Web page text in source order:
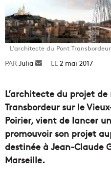
L’architecte du Pont
Julia
Envoyer2 mai 2017
L’architecte du projet de
Transbordeur sur le
Poirier, vient de lancer
promouvoir son projet
destinée à Jean-Claude
Marseille.